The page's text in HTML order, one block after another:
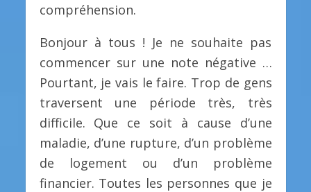
compréhension.
Bonjour à tous ! Je ne souhaite pas
commencer sur une note négative …
Pourtant, je vais le faire. Trop de gens
traversent une période très, très
difficile. Que ce soit à cause d’une
maladie, d’une rupture, d’un problème
de logement ou d’un problème
financier. Toutes les personnes que je